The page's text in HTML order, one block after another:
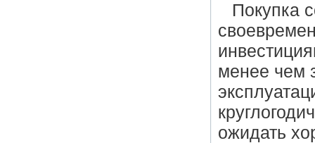
Покупка
менее чем
ожидать